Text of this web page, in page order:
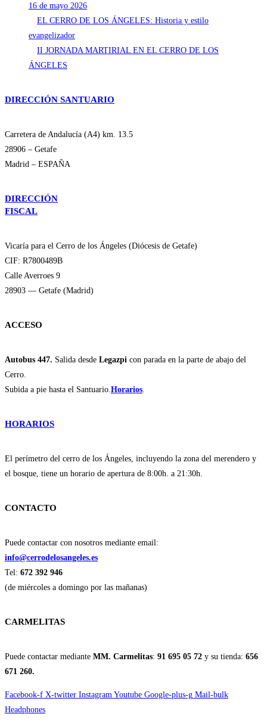
16 de mayo 2026
EL CERRO DE LOS ÁNGELES: Historia y estilo
evangelizador
II JORNADA MARTIRIAL EN EL CERRO DE LOS
ÁNGELES
DIRECCIÓN SANTUARIO
Carretera de Andalucía (A4) km. 13.5
28906 – Getafe
Madrid – ESPAÑA
DIRECCIÓN
FISCAL
Vicaría para el Cerro de los Ángeles (Diócesis de Getafe)
CIF: R7800489B
Calle Averroes 9
28903 — Getafe (Madrid)
ACCESO
Autobus 447. Salida desde Legazpi con parada en la parte de abajo del
Cerro.
Subida a pie hasta el Santuario. Horarios
HORARIOS
El perímetro del cerro de los Ángeles, incluyendo la zona del merendero y
el bosque, tiene un horario de apertura de 8:00h. a 21:30h.
CONTACTO
Puede contactar con nosotros mediante email:
info@cerrodelosangeles.es
Tel: 672 392 946
(de miércoles a domingo por las mañanas)
CARMELITAS
Puede contactar mediante MM. Carmelitas: 91 695 05 72 y su tienda: 656
671 260.
Facebook-f X-twitter Instagram Youtube Google-plus-g Mail-bulk
Headphones